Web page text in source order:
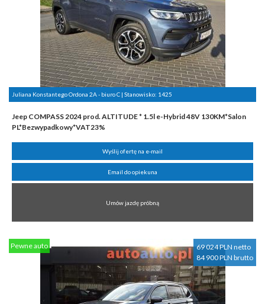
Juliana Konstantego Ordona 2A - biuro C | Stanowisko: 1425
Jeep COMPASS 2024 prod. ALTITUDE * 1.5l e-Hybrid 48V 130KM*Salon
PL*Bezwypadkowy*VAT23%
Wyślij ofertę na e-mail
Email do opiekuna
Umów jazdę próbną
69 024 PLN netto
84 900 PLN brutto
Pewne auto